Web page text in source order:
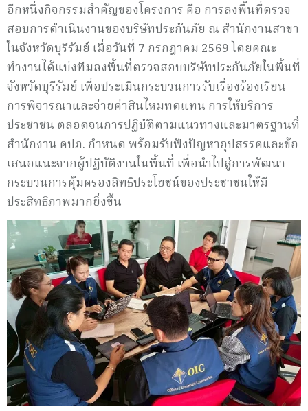
อีกหนึ่งกิจกรรมสำคัญของโครงการ คือ การลงพื้นที่ตรวจ
สอบการดำเนินงานของบริษัทประกันภัย ณ สำนักงานสาขา
ในจังหวัดบุรีรัมย์ เมื่อวันที่ 7 กรกฎาคม 2569 โดยคณะ
ทำงานได้แบ่งทีมลงพื้นที่ตรวจสอบบริษัทประกันภัยในพื้นที่
จังหวัดบุรีรัมย์ เพื่อประเมินกระบวนการรับเรื่องร้องเรียน
การพิจารณาและจ่ายค่าสินไหมทดแทน การให้บริการ
ประชาชน ตลอดจนการปฏิบัติตามแนวทางและมาตรฐานที่
สำนักงาน คปภ. กำหนด พร้อมรับฟังปัญหาอุปสรรคและข้อ
เสนอแนะจากผู้ปฏิบัติงานในพื้นที่ เพื่อนำไปสู่การพัฒนา
กระบวนการคุ้มครองสิทธิประโยชน์ของประชาชนให้มี
ประสิทธิภาพมากยิ่งขึ้น